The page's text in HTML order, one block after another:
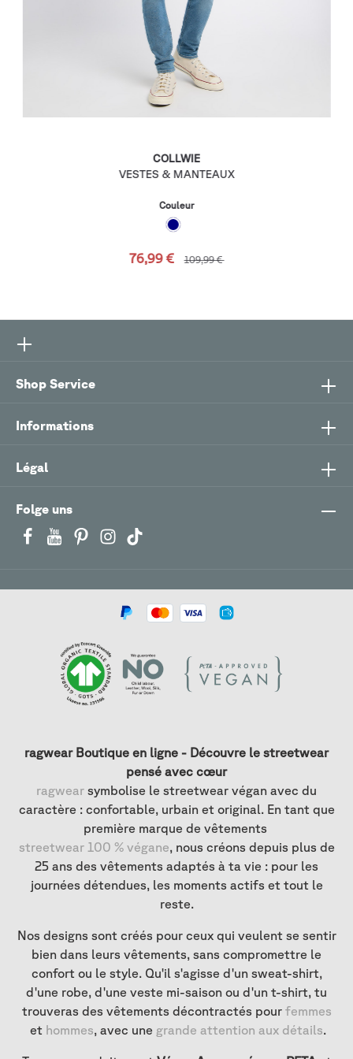
COLLWIE
VESTES & MANTEAUX
Couleur
76,99 € 109,99 €
Folge uns
Shop Service
Informations
Légal
ragwear Boutique en ligne - Découvre le streetwear
pensé avec cœur
ragwear symbolise le streetwear végan avec du
caractère : confortable, urbain et original. En tant que
première marque de vêtements
streetwear 100 % végane, nous créons depuis plus de
25 ans des vêtements adaptés à ta vie : pour les
journées détendues, les moments actifs et tout le
reste.
Nos designs sont créés pour ceux qui veulent se sentir
bien dans leurs vêtements, sans compromettre le
confort ou le style. Qu'il s'agisse d'un sweat-shirt,
d'une robe, d'une veste mi-saison ou d'un t-shirt, tu
trouveras des vêtements décontractés pour femmes
et hommes, avec une grande attention aux détails.